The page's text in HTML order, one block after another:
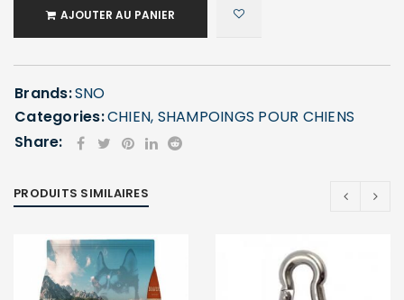
AJOUTER AU PANIER
Brands:SNO
Categories:CHIEN, SHAMPOINGS POUR CHIENS
Share:
PRODUITS SIMILAIRES